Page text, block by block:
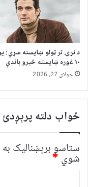
د نړۍ تر ټولو ښایسته سړي:
۱۰ غوره ښایسته څېرو باندې
جولای 27, 2026
ځواب دلته پرېږدئ
ستاسو برېښناليک
شوي *